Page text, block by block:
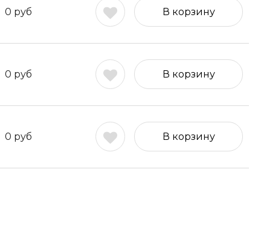
0 руб В корзину
0 руб В корзину
0 руб В корзину